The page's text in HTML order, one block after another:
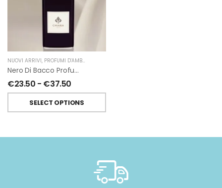
NUOVI ARRIVI, PROFUMI D'AMBIENTE
Nero Di Bacco Profumatori Per Ambiente A Bastoncini Di Chiara Firenze
€23.50 - €37.50
SELECT OPTIONS